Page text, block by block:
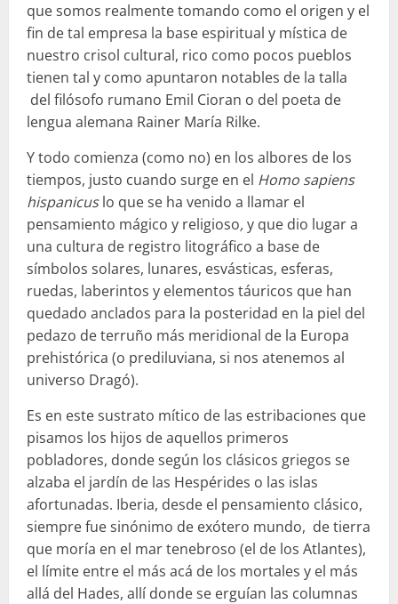
que somos realmente tomando como el origen y el
fin de tal empresa la base espiritual y mística de
nuestro crisol cultural, rico como pocos pueblos
tienen tal y como apuntaron notables de la talla
del filósofo rumano Emil Cioran o del poeta de
lengua alemana Rainer María Rilke.
Y todo comienza (como no) en los albores de los
tiempos, justo cuando surge en el Homo sapiens
hispanicuslo que se ha venido a llamar el
pensamiento mágico y religioso,y que dio lugar a
una cultura de registro litográfico a base de
símbolos solares, lunares, esvásticas, esferas,
ruedas, laberintos y elementos táuricos que han
quedado anclados para la posteridad en la piel del
pedazo de terruño más meridional de la Europa
prehistórica (o prediluviana, si nos atenemos al
universo Dragó).
Es en este sustrato mítico de las estribaciones que
pisamos los hijos de aquellos primeros
pobladores, donde según los clásicos griegos se
alzaba el jardín de las Hespérides o las islas
afortunadas. Iberia, desde el pensamiento clásico,
siempre fue sinónimo de exótero mundo, de tierra
que moría en el mar tenebroso (el de los Atlantes),
el límite entre el más acá de los mortales y el más
allá del Hades, allí donde se erguían las columnas